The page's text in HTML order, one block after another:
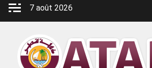
Aller
7 août 2026